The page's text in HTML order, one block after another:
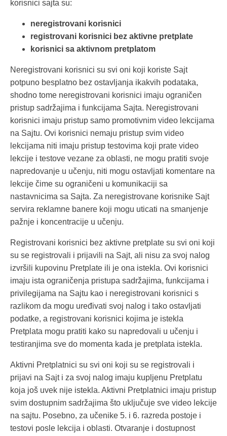
korisnici sajta su:
neregistrovani korisnici
registrovani korisnici bez aktivne pretplate
korisnici sa aktivnom pretplatom
Neregistrovani korisnici su svi oni koji koriste Sajt
potpuno besplatno bez ostavljanja ikakvih podataka,
shodno tome neregistrovani korisnici imaju ograničen
pristup sadržajima i funkcijama Sajta. Neregistrovani
korisnici imaju pristup samo promotivnim video lekcijama
na Sajtu. Ovi korisnici nemaju pristup svim video
lekcijama niti imaju pristup testovima koji prate video
lekcije i testove vezane za oblasti, ne mogu pratiti svoje
napredovanje u učenju, niti mogu ostavljati komentare na
lekcije čime su ograničeni u komunikaciji sa
nastavnicima sa Sajta. Za neregistrovane korisnike Sajt
servira reklamne banere koji mogu uticati na smanjenje
pažnje i koncentracije u učenju.
Registrovani korisnici bez aktivne pretplate su svi oni koji
su se registrovali i prijavili na Sajt, ali nisu za svoj nalog
izvršili kupovinu Pretplate ili je ona istekla. Ovi korisnici
imaju ista ograničenja pristupa sadržajima, funkcijama i
privilegijama na Sajtu kao i neregistrovani korisnici s
razlikom da mogu uređivati svoj nalog i tako ostavljati
podatke, a registrovani korisnici kojima je istekla
Pretplata mogu pratiti kako su napredovali u učenju i
testiranjima sve do momenta kada je pretplata istekla.
Aktivni Pretplatnici su svi oni koji su se registrovali i
prijavi na Sajt i za svoj nalog imaju kupljenu Pretplatu
koja još uvek nije istekla. Aktivni Pretplatnici imaju pristup
svim dostupnim sadržajima što uključuje sve video lekcije
na sajtu. Posebno, za učenike 5. i 6. razreda postoje i
testovi posle lekcija i oblasti. Otvaranje i dostupnost